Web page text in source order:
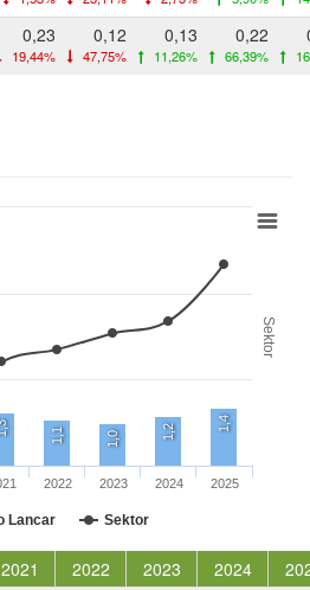
0,23
19,44%
0,12
47,75%
0,13
11,26%
0,22
66,39%
Sektor
1,1 1,0 1,2 1,4
Lancar Sektor
2022 2023 2024 2025
2021 2022 2023 2024